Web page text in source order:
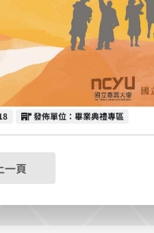
發佈單位
發佈單位：畢業典禮專區
一頁